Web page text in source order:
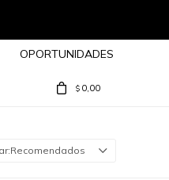
OPORTUNIDADES
$ 0,00
Recomendados